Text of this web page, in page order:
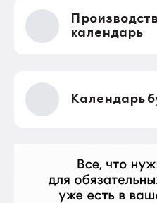
календарь
Календарь